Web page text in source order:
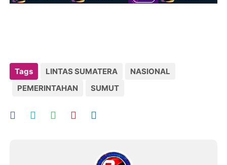
Tags LINTAS SUMATERA
NASIONAL
PEMERINTAHAN
SUMUT